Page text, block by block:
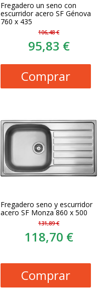
Fregadero un seno con
escurridor acero SF Génova
760 x 435
106,48 €
95,83 €
Comprar
Fregadero seno y escurridor
acero SF Monza 860 x 500
131,89 €
118,70 €
Comprar